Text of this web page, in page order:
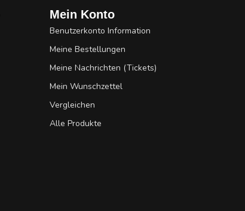
Mein Konto
Benutzerkonto Information
Meine Bestellungen
Meine Nachrichten (Tickets)
Mein Wunschzettel
Vergleichen
Alle Produkte